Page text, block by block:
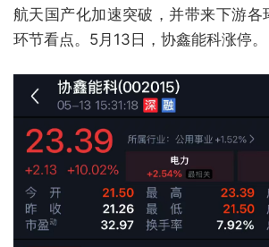
航天国产化加速突破，并带来下游各
环节看点。5月13日，协鑫能科涨停。